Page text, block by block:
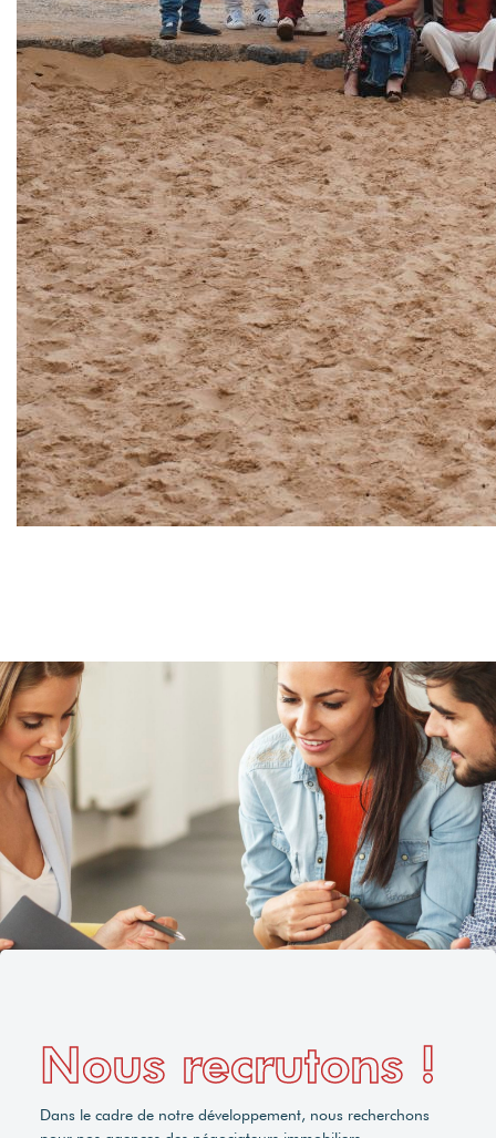
Nous recrutons !
Dans le cadre de notre développement, nous recherchons